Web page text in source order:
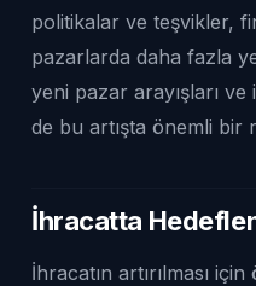
politikalar ve teşvikler,
pazarlarda daha fazla
yeni pazar arayışları ve
de bu artışta önemli bir
İhracatta
İhracatın artırılması